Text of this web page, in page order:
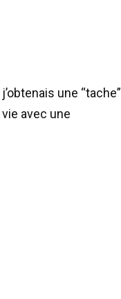
une “tache”
avec une